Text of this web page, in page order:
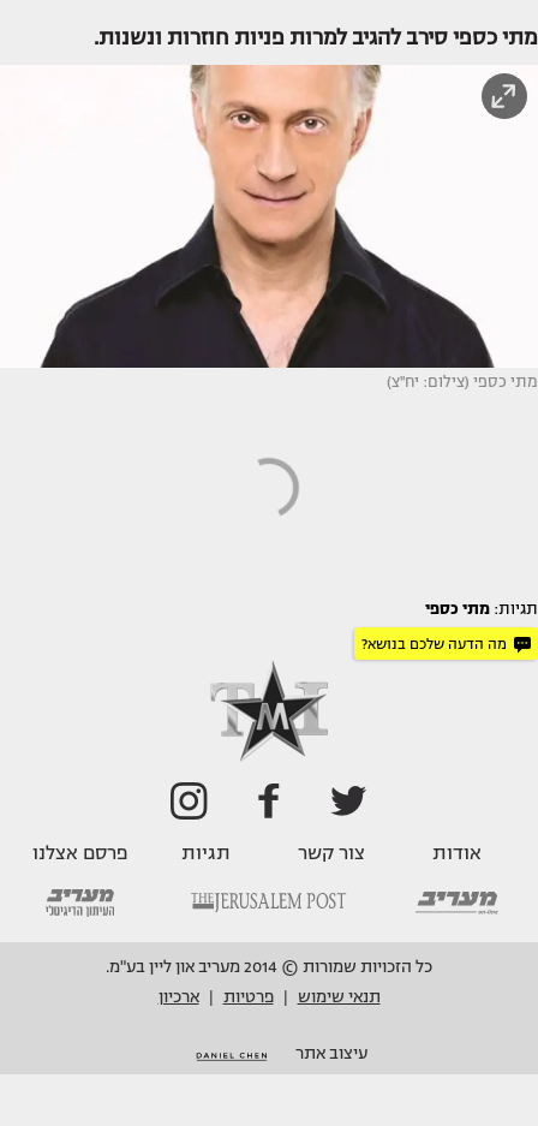
מתי כספי סירב להגיב למרות פניות חוזרות ונשנות.
מתי כספי (צילום: יח''צ)
תגיות: מתי כספי
מה הדעה שלכם בנושא?
אודות צור קשר תגיות פרסם אצלנו
כל הזכויות שמורות © 2014 מעריב און ליין בע"מ.
תנאי שימוש
פרטיות ארכיון
עיצוב אתר